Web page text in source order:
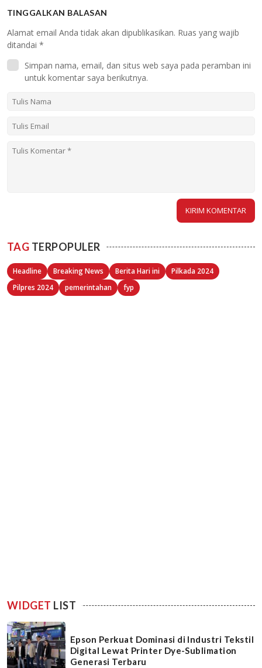
TINGGALKAN BALASAN
Alamat email Anda tidak akan dipublikasikan. Ruas yang wajib
ditandai *
Simpan nama, email, dan situs web saya pada peramban ini
untuk komentar saya berikutnya.
TAG TERPOPULER
Headline Breaking News Berita Hari ini
Pilkada 2024
Pilpres 2024
pemerintahan fyp
WIDGET LIST
Epson Perkuat Dominasi di Industri Tekstil
Digital Lewat Printer Dye-Sublimation
Generasi Terbaru